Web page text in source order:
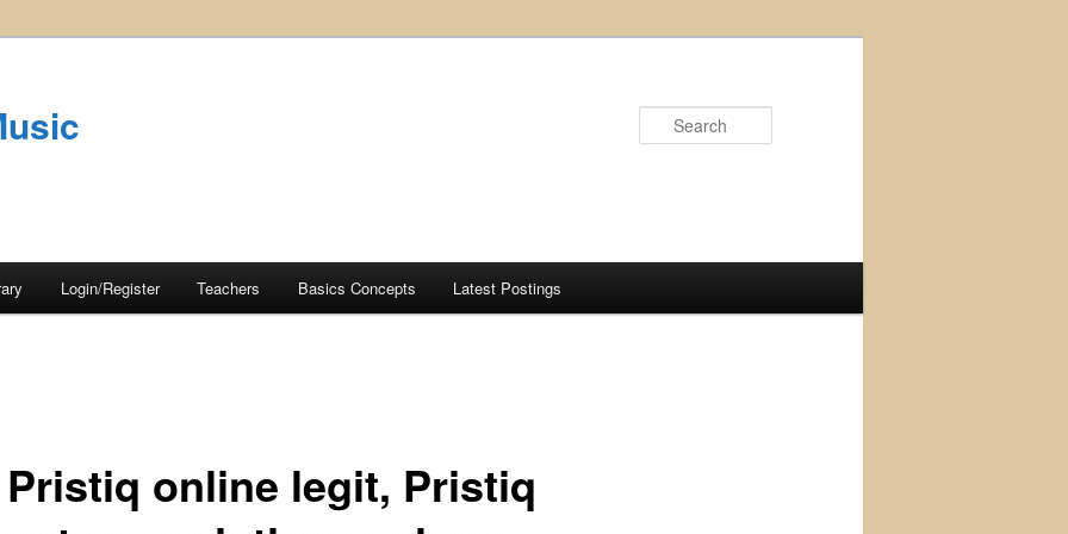
Login/Register Teachers Basics Concepts Latest Postings
online legit, Pristiq